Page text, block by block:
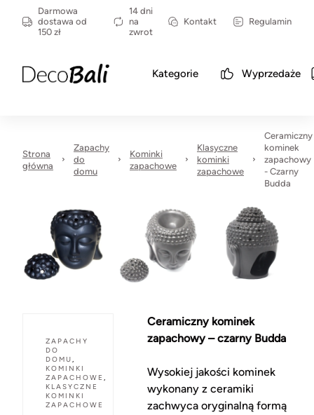
Darmowa
dostawa od
150 zł
14 dni
na
zwrot
Kontakt Regulamin
Kategorie Wyprzedaże
Strona
główna
Zapachy
do
domu
Kominki
zapachowe
Klasyczne
kominki
zapachowe
Ceramiczny
kominek
zapachowy
- Czarny
Budda
ZAPACHY
DO
DOMU,
KOMINKI
ZAPACHOWE ,
KLASYCZNE
KOMINKI
ZAPACHOWE
Ceramiczny kominek
zapachowy – czarny Budda
Wysokiej jakości kominek
wykonany z ceramiki
zachwyca oryginalną formą